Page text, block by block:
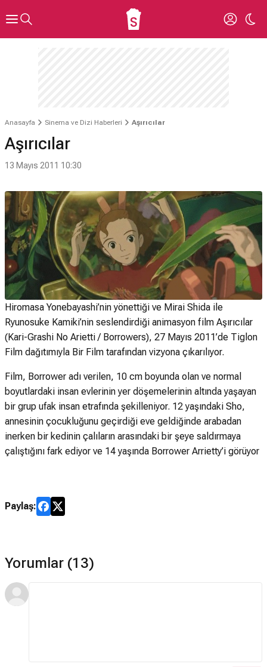
Anasayfa Sinema ve Dizi Haberleri Aşırıcılar
Aşırıcılar
13 Mayıs 2011 10:30
Hiromasa Yonebayashi’nin yönettiği ve Mirai Shida ile
Ryunosuke Kamiki’nin seslendirdiği animasyon film Aşırıcılar
(Kari-Grashi No Arietti / Borrowers), 27 Mayıs 2011’de Tiglon
Film dağıtımıyla Bir Film tarafından vizyona çıkarılıyor.
Film, Borrower adı verilen, 10 cm boyunda olan ve normal
boyutlardaki insan evlerinin yer döşemelerinin altında yaşayan
bir grup ufak insan etrafında şekilleniyor. 12 yaşındaki Sho,
annesinin çocukluğunu geçirdiği eve geldiğinde arabadan
inerken bir kedinin çalıların arasındaki bir şeye saldırmaya
çalıştığını fark ediyor ve 14 yaşında Borrower Arrietty’i görüyor
Paylaş:
Yorumlar (13)